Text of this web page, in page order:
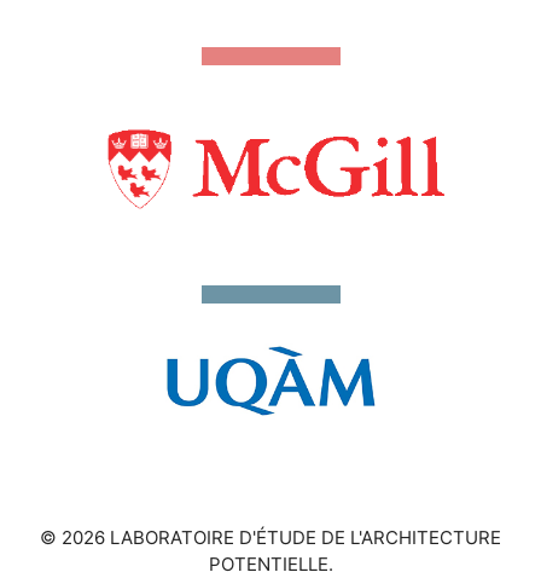
© 2026 LABORATOIRE D'ÉTUDE DE L'ARCHITECTURE
POTENTIELLE.